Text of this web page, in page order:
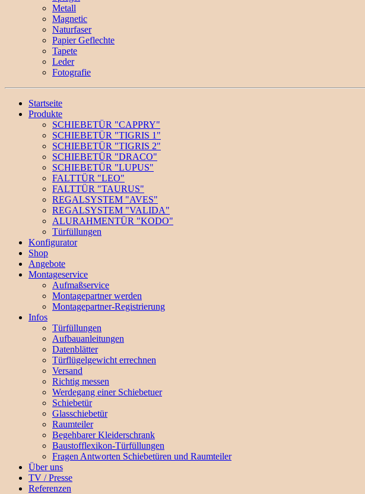
Metall
Magnetic
Naturfaser
Papier Geflechte
Tapete
Leder
Fotografie
Startseite
Produkte
SCHIEBETÜR "CAPPRY"
SCHIEBETÜR "TIGRIS 1"
SCHIEBETÜR "TIGRIS 2"
SCHIEBETÜR "DRACO"
SCHIEBETÜR "LUPUS"
FALTTÜR "LEO"
FALTTÜR "TAURUS"
REGALSYSTEM "AVES"
REGALSYSTEM "VALIDA"
ALURAHMENTÜR "KODO"
Türfüllungen
Konfigurator
Shop
Angebote
Montageservice
Aufmaßservice
Montagepartner werden
Montagepartner-Registrierung
Infos
Türfüllungen
Aufbauanleitungen
Datenblätter
Türflügelgewicht errechnen
Versand
Richtig messen
Werdegang einer Schiebetuer
Schiebetür
Glasschiebetür
Raumteiler
Begehbarer Kleiderschrank
Baustofflexikon-Türfüllungen
Fragen Antworten Schiebetüren und Raumteiler
Über uns
TV / Presse
Referenzen